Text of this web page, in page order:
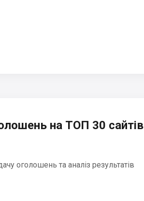
на ТОП 30 сайтів
оголошень та аналіз результатів